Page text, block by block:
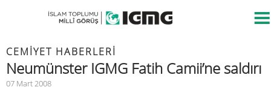
CEMIYET HABERLERI
Neumünster IGMG Fatih Camii’ne saldırı
07 Mart 2008